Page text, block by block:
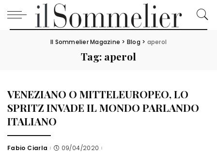
Il Sommelier Magazine > Blog > aperol
Tag: aperol
VENEZIANO O MITTELEUROPEO, LO
SPRITZ INVADE IL MONDO PARLANDO
ITALIANO
Posted
Fabio Ciarla 09/04/2020